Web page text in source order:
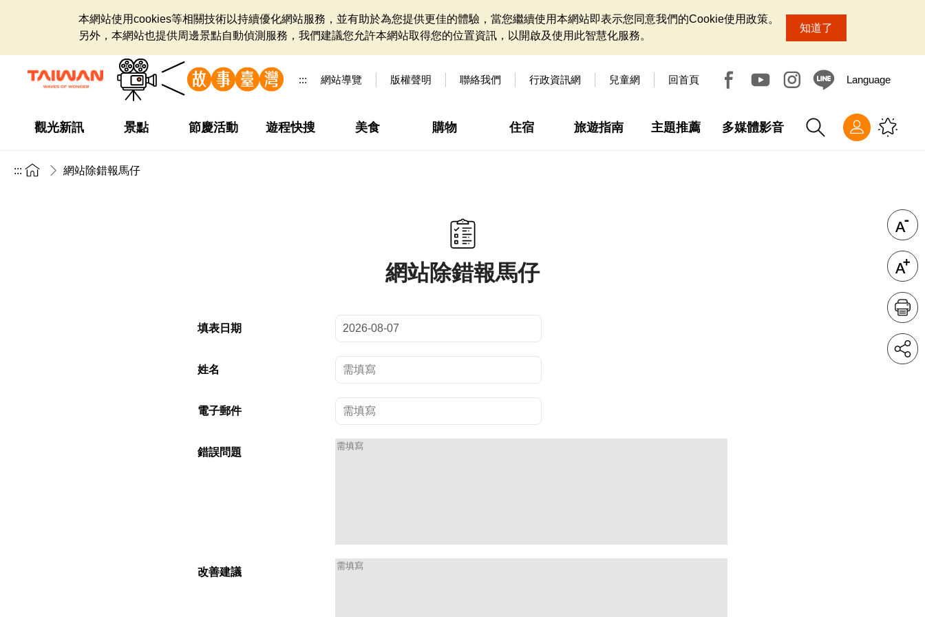
本網站使用cookies等相關技術以持續優化網站服務，並有助於為您提供更佳的體驗，當您繼續使用本網站即表示您同意我們的Cookie使用政策。
另外，本網站也提供周邊景點自動偵測服務，我們建議您允許本網站取得您的位置資訊，以開啟及使用此智慧化服務。
知道了
::: 網站導覽 版權聲明 聯絡我們 行政資訊網 兒童網 回首頁 Language
觀光新訊 景點 節慶活動 遊程快搜 美食 購物 住宿 旅遊指南 主題推薦 多媒體影音
::: 網站除錯報馬仔
網站除錯報馬仔
填表日期
姓名
電子郵件
錯誤問題
改善建議